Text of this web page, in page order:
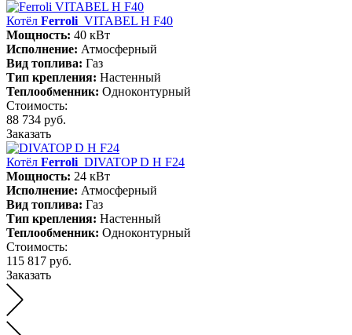
Котёл Ferroli VITABEL H F40
Мощность: 40 кВт
Исполнение: Атмосферный
Вид топлива: Газ
Тип крепления: Настенный
Теплообменник: Одноконтурный
Стоимость:
88 734 руб.
Заказать
Котёл Ferroli DIVATOP D H F24
Мощность: 24 кВт
Исполнение: Атмосферный
Вид топлива: Газ
Тип крепления: Настенный
Теплообменник: Одноконтурный
Стоимость:
115 817 руб.
Заказать